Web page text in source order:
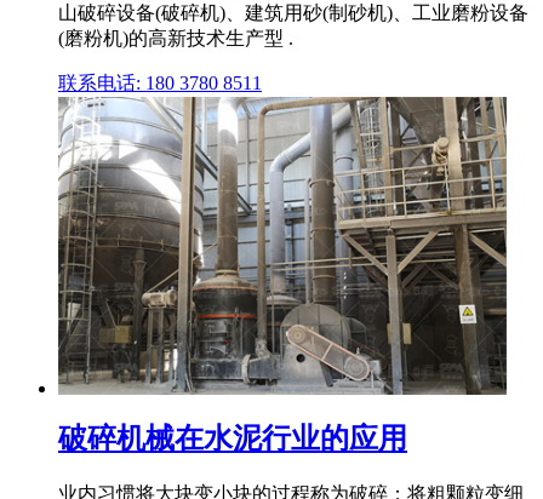
山破碎设备(破碎机)、建筑用砂(制砂机)、工业磨粉设备
(磨粉机)的高新技术生产型 .
联系电话: 180 3780 8511
破碎机械在水泥行业的应用
业内习惯将大块变小块的过程称为破碎；将粗颗粒变细